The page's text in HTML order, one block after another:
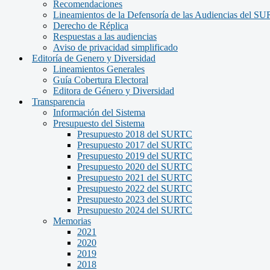
Recomendaciones
Lineamientos de la Defensoría de las Audiencias del
Derecho de Réplica
Respuestas a las audiencias
Aviso de privacidad simplificado
Editoría de Genero y Diversidad
Lineamientos Generales
Guía Cobertura Electoral
Editora de Género y Diversidad
Transparencia
Información del Sistema
Presupuesto del Sistema
Presupuesto 2018 del SURTC
Presupuesto 2017 del SURTC
Presupuesto 2019 del SURTC
Presupuesto 2020 del SURTC
Presupuesto 2021 del SURTC
Presupuesto 2022 del SURTC
Presupuesto 2023 del SURTC
Presupuesto 2024 del SURTC
Memorias
2021
2020
2019
2018